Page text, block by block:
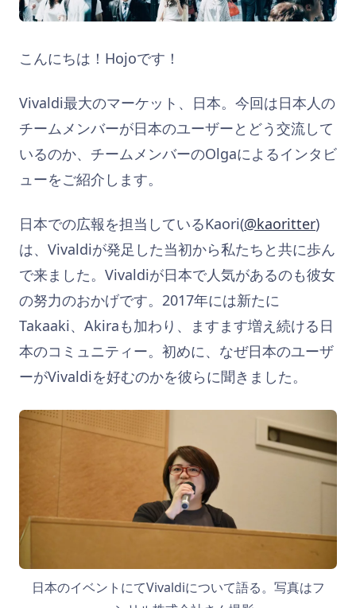
こんにちは！Hojoです！
Vivaldi最大のマーケット、日本。今回は日本人の
チームメンバーが日本のユーザーとどう交流して
いるのか、チームメンバーのOlgaによるインタビ
ューをご紹介します。
日本での広報を担当しているKaori(@kaoritter)
は、Vivaldiが発足した当初から私たちと共に歩ん
で来ました。Vivaldiが日本で人気があるのも彼女
の努力のおかげです。2017年には新たに
Takaaki、Akiraも加わり、ますます増え続ける日
本のコミュニティー。初めに、なぜ日本のユーザ
ーがVivaldiを好むのかを彼らに聞きました。
日本のイベントにてVivaldiについて語る。写真はフ